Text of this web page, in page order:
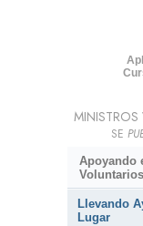
SE
Apoyando
Voluntarios
Llevando
Lugar